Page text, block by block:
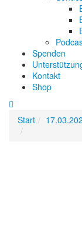
Spenden
Kontakt
Shop
Start